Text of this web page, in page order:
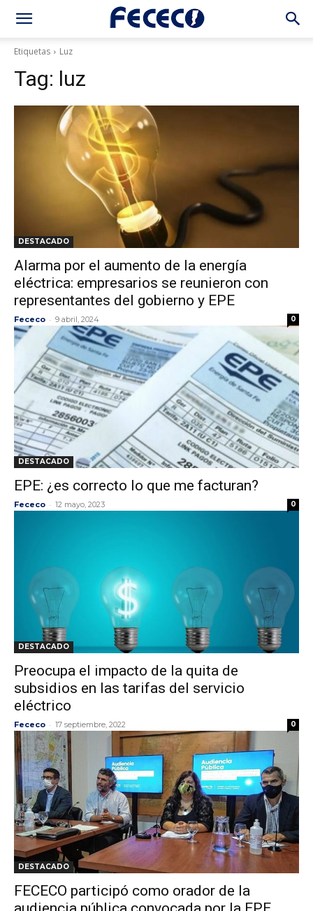
Etiquetas Luz
Tag: luz
DESTACADO
Alarma por el aumento de la energía
eléctrica: empresarios se reunieron con
representantes del gobierno y EPE
Fececo - 9 abril, 2024 0
DESTACADO
EPE: ¿es correcto lo que me facturan?
Fececo - 12 mayo, 2023 0
DESTACADO
Preocupa el impacto de la quita de
subsidios en las tarifas del servicio
eléctrico
Fececo - 17 septiembre, 2022 0
DESTACADO
FECECO participó como orador de la